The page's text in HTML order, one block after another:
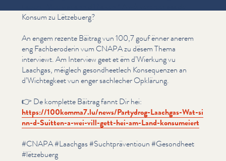
Konsum zu Lëtzebuerg?
An engem rezente Bäitrag vun 100,7 gouf ënner anerem
eng Fach­beroderin vum CNAPA zu dësem Thema
interviewt. Am Interview geet et ëm d’Wierkung vu
Laachgas, méiglech gesond­heetlech Kon­se­quen­zen an
d’Wichtegkeet vun enger sachlecher Opklärung.
👉 De komplette Bäitrag fannt Dir hei:
https://​100komma7​.lu/​n​e​w​s​/​P​a​r​t​y​d​r​o​g​-​L​a​a​c​h​g​a​s​-​W​a​t​-​s​i​
n​n​-​d​-​S​u​i​t​t​e​n​-​a​-​w​e​i​-​v​i​l​l​-​g​e​t​t​-​h​e​i​-​a​m​-​L​a​n​d​-​k​o​n​s​u​m​eiert
#CNAPA #Laachgas #Sucht­präven­tioun #Gesondheet
#lëtzebuerg